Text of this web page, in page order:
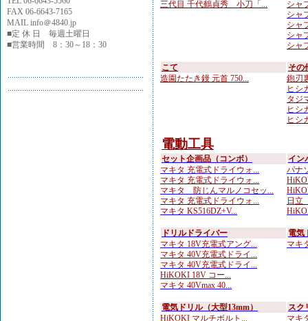
FAX 06-6643-7165
MAIL info＠4840.jp
■定 休 日 毎週土曜日
■営業時間 8：30～18：30
三代目 千代鶴貞秀 小刀「...
シャ
シャ
シャ
シャ
シャ
こて
造園たたき鏝 元首 750...
その
鉋刃
ヒシ
タジ
ヒシ
ヒシ
電動工具
セット企画品（コンボ）
マキタ 充電式ドライウォ...
マキタ 充電式ドライウォ...
マキタ 防じんマルノコセッ...
マキタ 充電式ドライウォ...
マキタ KS516DZ+V...
イン
パナ
日立
ドリルドライバー
マキタ 18V充電式アング...
マキタ 40V充電式ドライ...
マキタ 40V充電式ドライ...
HiKOKI 18V コー...
マキタ 40Vmax 40...
電気
マキ
電気ドリル（大型13mm）
HiKOKI マルチボルト...
スク
マキ